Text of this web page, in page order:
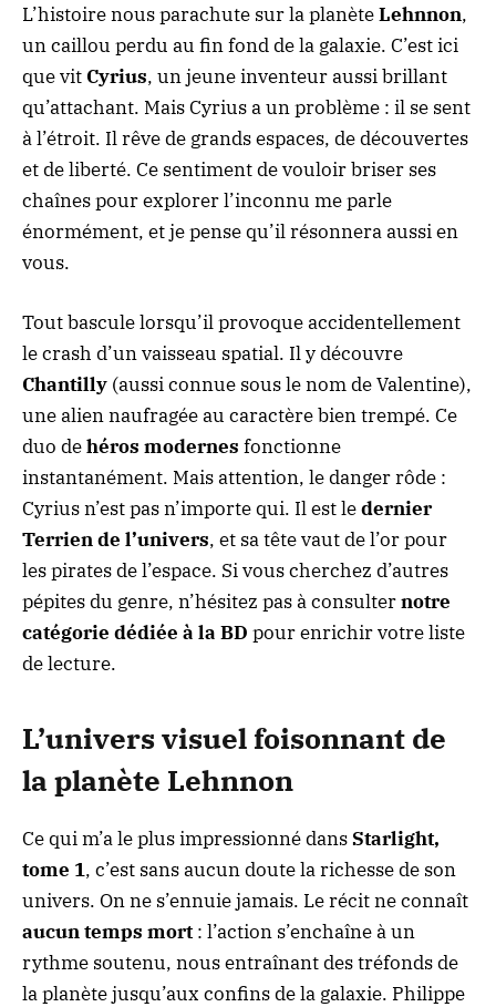
L’histoire nous parachute sur la planèteLehnnon,
un caillou perdu au fin fond de la galaxie. C’est ici
que vit Cyrius, un jeune inventeur aussi brillant
qu’attachant. Mais Cyrius a un problème : il se sent
à l’étroit. Il rêve de grands espaces, de découvertes
et de liberté. Ce sentiment de vouloir briser ses
chaînes pour explorer l’inconnu me parle
énormément, et je pense qu’il résonnera aussi en
vous.
Tout bascule lorsqu’il provoque accidentellement
le crash d’un vaisseau spatial. Il y découvre
Chantilly (aussi connue sous le nom de Valentine),
une alien naufragée au caractère bien trempé. Ce
duo dehéros modernes fonctionne
instantanément. Mais attention, le danger rôde :
Cyrius n’est pas n’importe qui. Il est ledernier
Terrien de l’univers, et sa tête vaut de l’or pour
les pirates de l’espace. Si vous cherchez d’autres
pépites du genre, n’hésitez pas à consulternotre
catégorie dédiée à la BD pour enrichir votre liste
de lecture.
L’univers visuel foisonnant de
la planète Lehnnon
Ce qui m’a le plus impressionné dansStarlight,
tome 1, c’est sans aucun doute la richesse de son
univers. On ne s’ennuie jamais. Le récit ne connaît
aucun temps mort : l’action s’enchaîne à un
rythme soutenu, nous entraînant des tréfonds de
la planète jusqu’aux confins de la galaxie. Philippe